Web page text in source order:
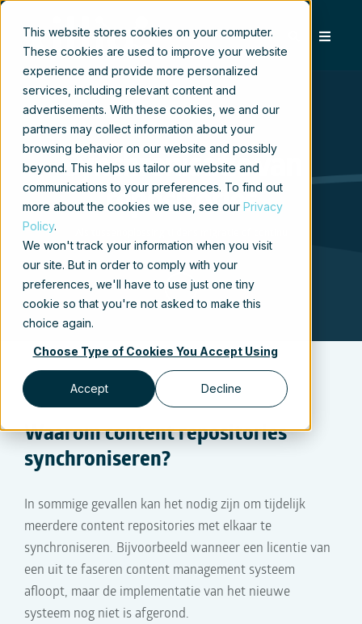
This website stores cookies on your computer.
These cookies are used to improve your website
experience and provide more personalized
services, including relevant content and
advertisements. With these cookies, we and our
partners may collect information about your
browsing behavior on our website and possibly
beyond. This helps us tailor our website and
communications to your preferences. To find out
more about the cookies we use, see our Privacy
Policy.
We won't track your information when you visit
our site. But in order to comply with your
preferences, we'll have to use just one tiny
cookie so that you're not asked to make this
choice again.
Choose Type of Cookies You Accept Using
Accept Decline
Synchronisatie van
repositories
Waarom content repositories
synchroniseren?
In sommige gevallen kan het nodig zijn om tijdelijk
meerdere content repositories met elkaar te
synchroniseren. Bijvoorbeeld wanneer een licentie van
een uit te faseren content management systeem
afloopt, maar de implementatie van het nieuwe
systeem nog niet is afgerond.